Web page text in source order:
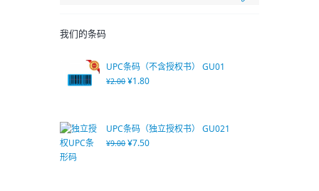
我们的条码
UPC条码（不含授权书） GU01
¥2.00 ¥1.80
UPC条码（独立授权书） GU021
¥9.00 ¥7.50